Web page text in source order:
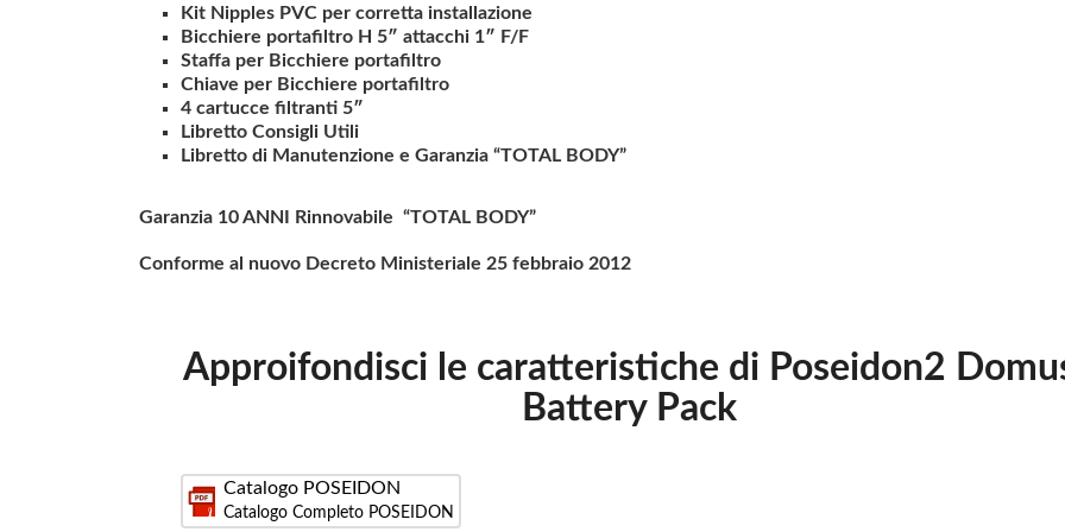
Kit Nipples PVC per corretta installazione
Bicchiere portafiltro H 5″ attacchi 1″ F/F
Staffa per Bicchiere portafiltro
Chiave per Bicchiere portafiltro
4 cartucce filtranti 5″
Libretto Consigli Utili
Libretto di Manutenzione e Garanzia “TOTAL BODY”
Garanzia 10 ANNI Rinnovabile “TOTAL BODY”
Conforme al nuovo Decreto Ministeriale 25 febbraio 2012
Approifondisci le caratteristiche di Poseidon2
Battery Pack
Catalogo POSEIDON
Catalogo Completo POSEIDON